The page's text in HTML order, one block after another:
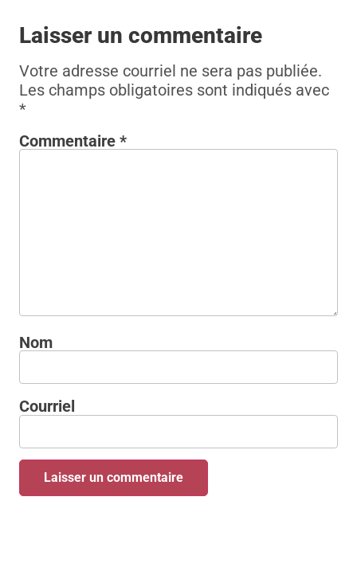
Laisser un commentaire
Votre adresse courriel ne sera pas publiée.
Les champs obligatoires sont indiqués avec
*
Commentaire *
Nom
Courriel